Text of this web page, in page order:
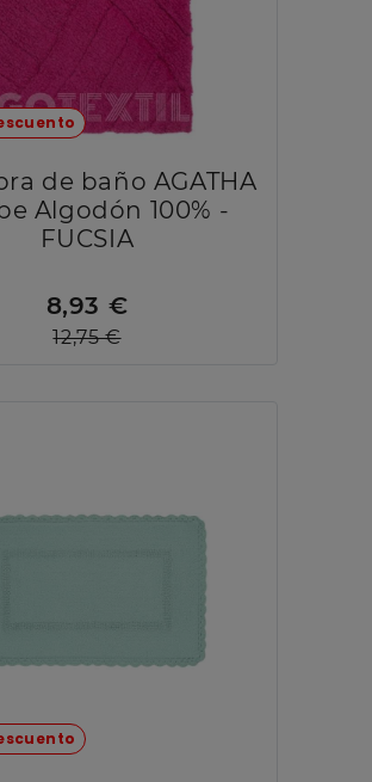
de baño AGATHA
Algodón 100% -
FUCSIA
8,93 €
12,75 €